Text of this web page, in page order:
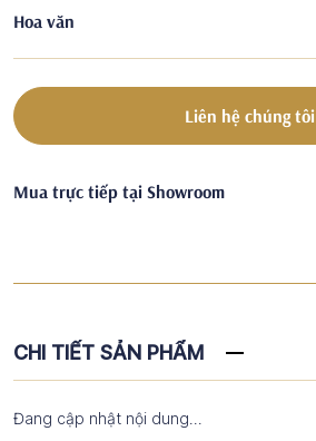
Hoa văn
Liên hệ chúng tôi
Mua trực tiếp tại Showroom
CHI TIẾT SẢN PHẨM
Đang cập nhật nội dung...